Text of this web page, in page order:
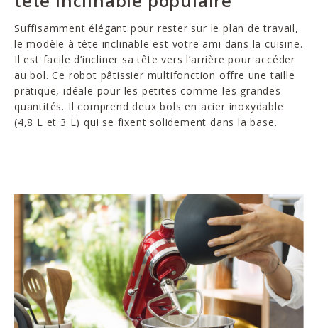
Suffisamment élégant pour rester sur le plan de travail,
le modèle à tête inclinable est votre ami dans la cuisine.
Il est facile d’incliner sa tête vers l’arrière pour accéder
au bol. Ce robot pâtissier multifonction offre une taille
pratique, idéale pour les petites comme les grandes
quantités. Il comprend deux bols en acier inoxydable
(4,8 L et 3 L) qui se fixent solidement dans la base.